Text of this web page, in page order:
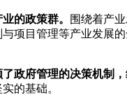
的政策群。
围绕着产
项目管理等产业发展
政府管理的决策机制，
的基础。